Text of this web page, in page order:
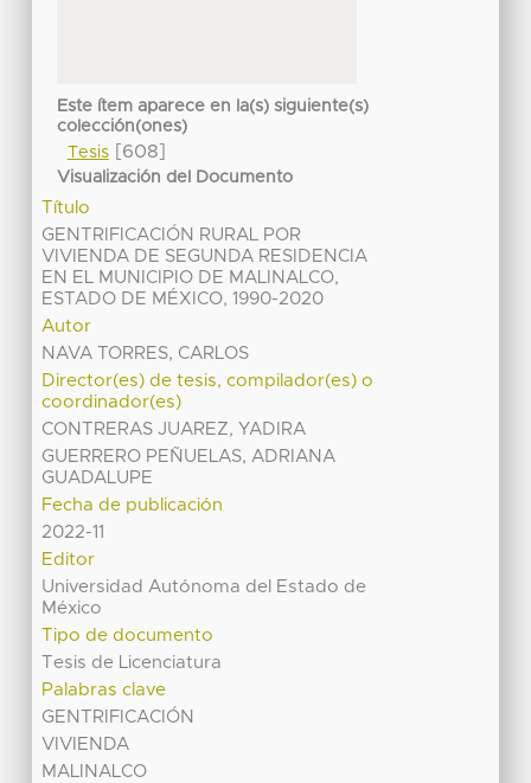
Este ítem aparece en la(s) siguiente(s)
colección(ones)
Tesis[608]
Visualización del Documento
Título
GENTRIFICACIÓN RURAL POR
VIVIENDA DE SEGUNDA RESIDENCIA
EN EL MUNICIPIO DE MALINALCO,
ESTADO DE MÉXICO, 1990-2020
Autor
NAVA TORRES, CARLOS
Director(es) de tesis, compilador(es) o
coordinador(es)
CONTRERAS JUAREZ, YADIRA
GUERRERO PEÑUELAS, ADRIANA
GUADALUPE
Fecha de publicación
2022-11
Editor
Universidad Autónoma del Estado de
México
Tipo de documento
Tesis de Licenciatura
Palabras clave
GENTRIFICACIÓN
VIVIENDA
MALINALCO